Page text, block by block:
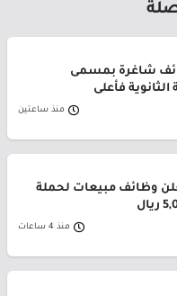
شاغرة بمسمى
فأعلى
منذ ساعتين
وظائف مبيعات لحملة
منذ 4 ساعات